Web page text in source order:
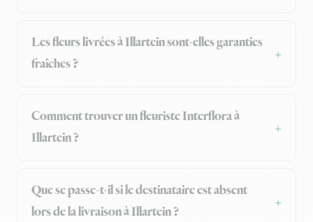
Les fleurs livrées à Illartein sont-elles garanties
fraîches ?
Comment trouver un fleuriste Interflora à
Illartein ?
Que se passe-t-il si le destinataire est absent
lors de la livraison à Illartein ?